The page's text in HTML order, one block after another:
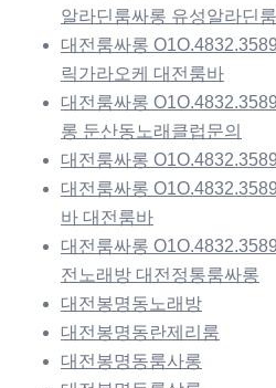
알라딘룸싸롱 유성알라딘
대전룸싸롱
릭가라오케 대전룸바
대전룸싸롱
롱 둔산동노래클럽문의
대전룸싸롱
대전룸싸롱
바 대전룸바
대전룸싸롱
전노래방 대전정통룸싸롱
대전봉명동노래방
대전봉명동란제리룸
대전봉명동룸사롱